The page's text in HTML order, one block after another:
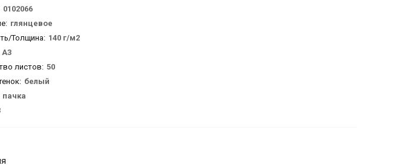
0102066
глянцевое
Толщина: 140 г/м2
А3
листов: 50
белый
пачка